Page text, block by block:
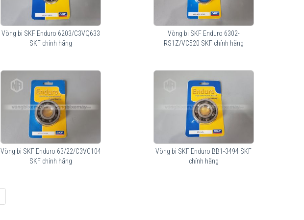
Vòng bi SKF Enduro 6203/C3VQ633
SKF chính hãng
Vòng bi SKF Enduro 6302-
RS1Z/VC520 SKF chính hãng
Vòng bi SKF Enduro 63/22/C3VC104
SKF chính hãng
Vòng bi SKF Enduro BB1-3494 SKF
chính hãng